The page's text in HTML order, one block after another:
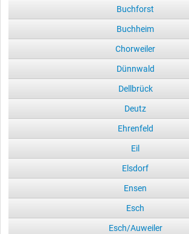
Buchforst
Buchheim
Chorweiler
Dünnwald
Dellbrück
Deutz
Ehrenfeld
Eil
Elsdorf
Ensen
Esch
Esch/Auweiler